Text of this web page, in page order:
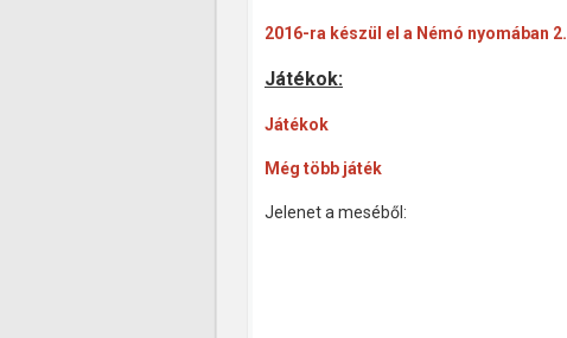
2016-ra készül el a Némó nyomában 2.
Játékok:
Játékok
Még több játék
Jelenet a meséből: